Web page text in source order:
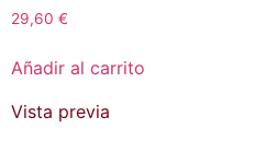
29,60 €
Añadir al carrito
Vista previa